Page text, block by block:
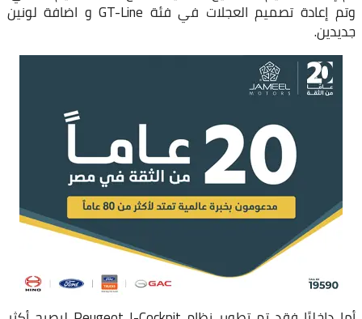
وتم إعادة تصميم العجلات في فئة GT-Line و اضافة لونين
جديدين.